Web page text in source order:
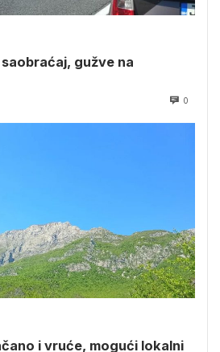
gužve na
0
i vruće, mogući lokalni